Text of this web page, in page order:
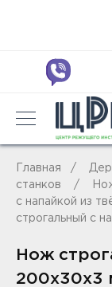
Главная
станков
с напайкой из
строгальный с
Нож
200x30x3